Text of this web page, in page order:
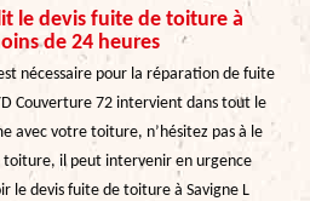
le devis fuite de toiture à
de 24 heures
nécessaire pour la réparation de fuite
Couverture 72 intervient dans tout le
avec votre toiture, n’hésitez pas à le
il peut intervenir en urgence
le devis fuite de toiture à Savigne L